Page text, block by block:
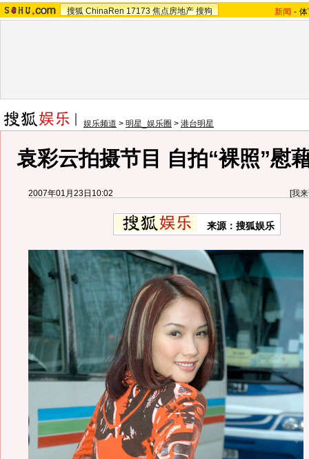
搜狐 ChinaRen 17173 焦点房地产 搜狗 新闻 -
娱乐频道 > 明星_娱乐圈 > 港台明星
袁彩云拍摄节目 自拍“裸照”慰
2007年01月23日10:02 [我
来源：搜狐娱乐